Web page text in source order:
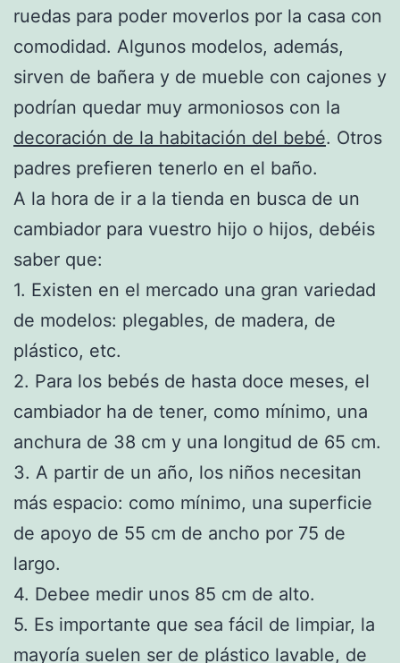
ruedas para poder moverlos por la casa con
comodidad. Algunos modelos, además,
sirven de bañera y de mueble con cajones y
podrían quedar muy armoniosos con la
decoración de la habitación del bebé. Otros
padres prefieren tenerlo en el baño.
A la hora de ir a la tienda en busca de un
cambiador para vuestro hijo o hijos, debéis
saber que:
1. Existen en el mercado una gran variedad
de modelos: plegables, de madera, de
plástico, etc.
2. Para los bebés de hasta doce meses, el
cambiador ha de tener, como mínimo, una
anchura de 38 cm y una longitud de 65 cm.
3. A partir de un año, los niños necesitan
más espacio: como mínimo, una superficie
de apoyo de 55 cm de ancho por 75 de
largo.
4. Debee medir unos 85 cm de alto.
5. Es importante que sea fácil de limpiar, la
mayoría suelen ser de plástico lavable, de